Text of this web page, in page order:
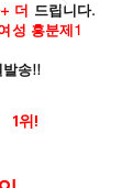
더 드립니다.
성 흥분제1
발송!!
1위!